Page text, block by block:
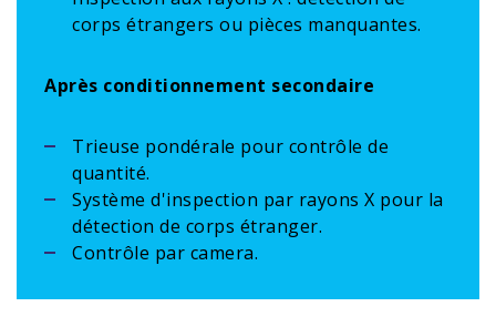
corps étrangers ou pièces manquantes.
Après conditionnement secondaire
Trieuse pondérale pour contrôle de
quantité.
Système d'inspection par rayons X pour la
détection de corps étranger.
Contrôle par camera.